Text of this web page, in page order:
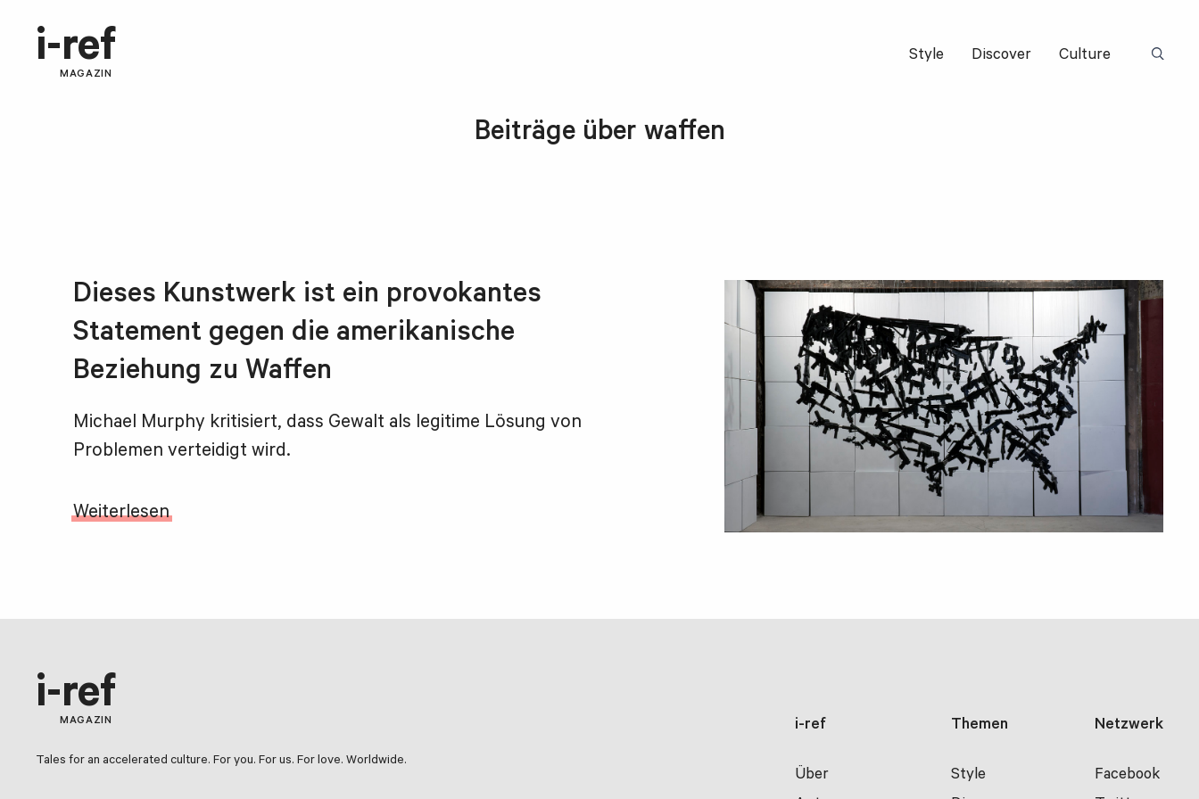
i-ref
MAGAZIN
Style Discover Culture
Beiträge über waffen
Dieses Kunstwerk ist ein provokantes
Statement gegen die amerikanische
Beziehung zu Waffen
Michael Murphy kritisiert, dass Gewalt als legitime Lösung von
Problemen verteidigt wird.
Weiterlesen
i-ref
MAGAZIN
Tales for an accelerated culture. For you. For us. For love. Worldwide.
i-ref
Über
Themen
Style
Netzwerk
Facebook